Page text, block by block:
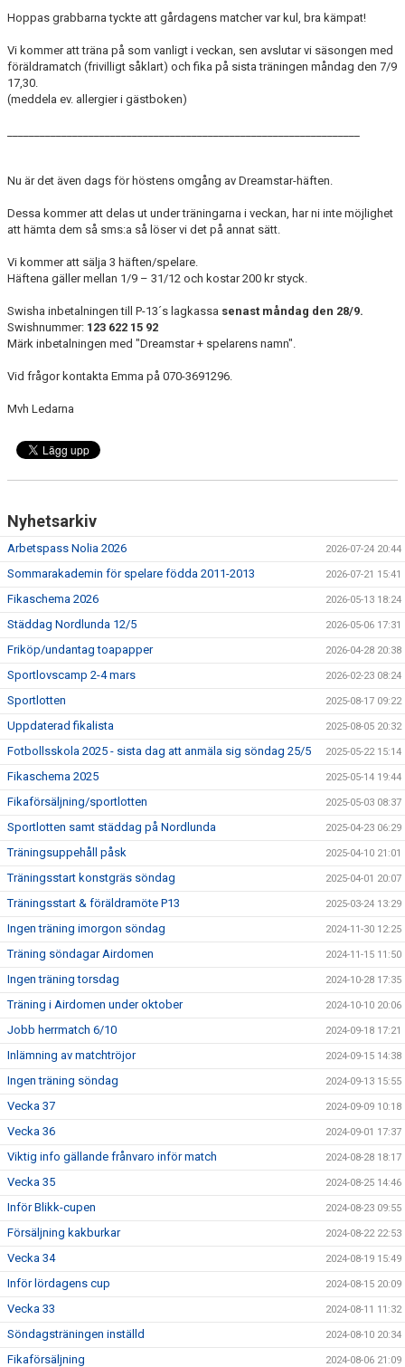
DOKUMENT
KONTAKT
GÄSTBOK
Hoppas grabbarna tyckte att gårdagens matcher var kul, bra kämpat!
Vi kommer att träna på som vanligt i veckan, sen avslutar vi säsongen med
föräldramatch (frivilligt såklart) och fika på sista träningen måndag den 7/9
17,30.
(meddela ev. allergier i gästboken)
Nu är det även dags för höstens omgång av Dreamstar-häften.
Dessa kommer att delas ut under träningarna i veckan, har ni inte möjlighet
att hämta dem så sms:a så löser vi det på annat sätt.
Vi kommer att sälja 3 häften/spelare.
Häftena gäller mellan 1/9 – 31/12 och kostar 200 kr styck.
Swisha inbetalningen till P-13´s lagkassa senast måndag den 28/9.
Swishnummer: 123 622 15 92
Märk inbetalningen med "Dreamstar + spelarens namn".
Vid frågor kontakta Emma på 070-3691296.
Mvh Ledarna
Nyhetsarkiv
Arbetspass Nolia 2026 2026-07-24 20:44
Sommarakademin för spelare födda 2011-2013 2026-07-21 15:41
Fikaschema 2026 2026-05-13 18:24
Städdag Nordlunda 12/5 2026-05-06 17:31
Friköp/undantag toapapper 2026-04-28 20:38
Sportlovscamp 2-4 mars 2026-02-23 08:24
Sportlotten 2025-08-17 09:22
Uppdaterad fikalista 2025-08-05 20:32
Fotbollsskola 2025 - sista dag att anmäla sig söndag 25/5 2025-05-22 15:14
Fikaschema 2025 2025-05-14 19:44
Fikaförsäljning/sportlotten 2025-05-03 08:37
Sportlotten samt städdag på Nordlunda 2025-04-23 06:29
Träningsuppehåll påsk 2025-04-10 21:01
Träningsstart konstgräs söndag 2025-04-01 20:07
Träningsstart & föräldramöte P13 2025-03-24 13:29
Ingen träning imorgon söndag 2024-11-30 12:25
Träning söndagar Airdomen 2024-11-15 11:50
Ingen träning torsdag 2024-10-28 17:35
Träning i Airdomen under oktober 2024-10-10 20:06
Jobb herrmatch 6/10 2024-09-18 17:21
Inlämning av matchtröjor 2024-09-15 14:38
Ingen träning söndag 2024-09-13 15:55
Vecka 37 2024-09-09 10:18
Vecka 36 2024-09-01 17:37
Viktig info gällande frånvaro inför match 2024-08-28 18:17
Vecka 35 2024-08-25 14:46
Inför Blikk-cupen 2024-08-23 09:55
Försäljning kakburkar 2024-08-22 22:53
Vecka 34 2024-08-19 15:49
Inför lördagens cup 2024-08-15 20:09
Vecka 33 2024-08-11 11:32
Söndagsträningen inställd 2024-08-10 20:34
Fikaförsäljning 2024-08-06 21:09